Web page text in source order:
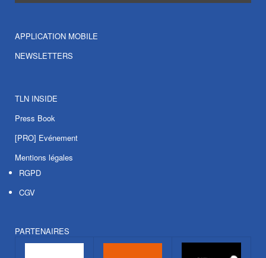
APPLICATION MOBILE
NEWSLETTERS
TLN INSIDE
Press Book
[PRO] Evénement
Mentions légales
RGPD
CGV
PARTENAIRES